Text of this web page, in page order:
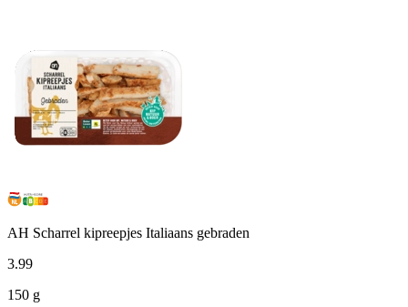
AH Scharrel kipreepjes Italiaans gebraden
3.99
150 g